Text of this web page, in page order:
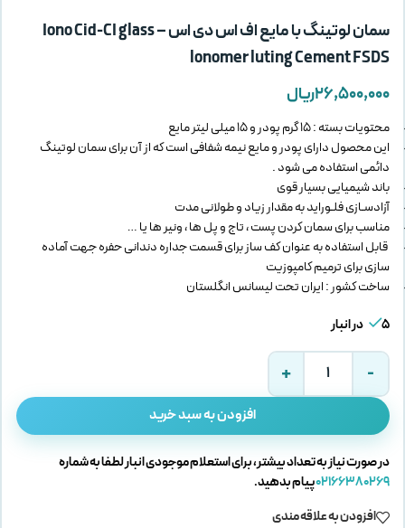
سمان لوتینگ با مایع اف اس دی اس – Iono Cid-CI glass
lonomer luting Cement FSDS
۲۶,۵۰۰,۰۰۰ریال
محتویات بسته : 15 گرم پودر و 15 میلی لیتر مایع
این محصول دارای پودر و مایع نیمه شفافی است که از آن برای سمان لوتینگ
دائمی استفاده می شود .
باند شیمیایی بسیار قوی
آزادسـازی فلـوراید به مقدار زیاد و طولانی مدت
مناسب برای سمان کردن پست ، تاج و پل ها ، ونیر ها یا …
قابل استفاده به عنوان کف ساز برای قسمت جداره دندانی حفره جهت آماده
سازی برای ترمیم کامپوزیت
ساخت کشور : ایران تحت لیسانس انگلستان
5 در انبار
افزودن به سبد خرید
در صورت نیاز به تعداد بیشتر، برای استعلام موجودی انبار لطفا به شماره
02166380269پیام بدهید.
افزودن به علاقه مندی